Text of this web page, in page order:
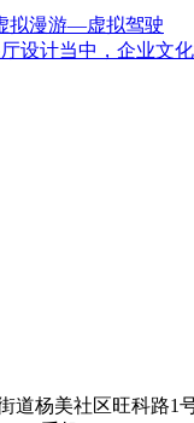
拟漫游—虚拟驾驶
设计当中，企业文
道杨美社区旺科路1